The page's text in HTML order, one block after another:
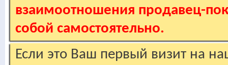
взаимоотношения продавец-
собой самостоятельно.
Если это Ваш первый визит на